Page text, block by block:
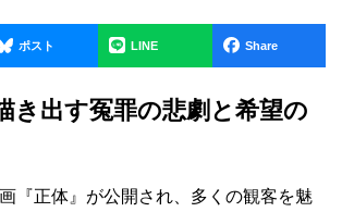
ポスト LINE Share
き出す冤罪の悲劇と希望の
『正体』が公開され、多くの観客を魅